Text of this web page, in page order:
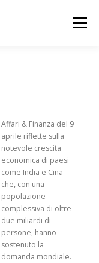
Menu
Affari & Finanza del 9
aprile riflette sulla
notevole crescita
economica di paesi
come India e Cina
che, con una
popolazione
complessiva di oltre
due miliardi di
persone, hanno
sostenuto la
domanda mondiale.